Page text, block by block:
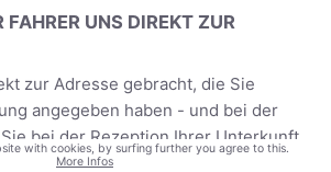
FAHRER UNS DIREKT ZUR
zur Adresse gebracht, die Sie
angegeben haben - und bei der
bei der Rezeption Ihrer Unterkunft
abgeholt.
with cookies, by surfing further you agree to this.
More Infos